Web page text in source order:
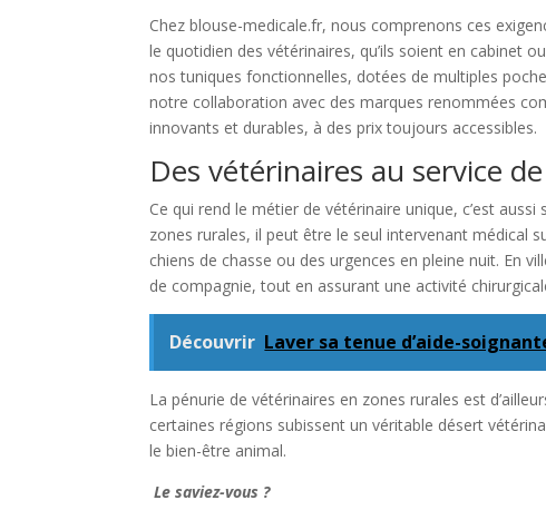
Chez blouse-medicale.fr, nous comprenons ces
le quotidien des vétérinaires, qu’ils soient en cabinet
nos tuniques fonctionnelles, dotées de multiples
notre collaboration avec des marques renommées
innovants et durables, à des prix toujours accessibles.
Des vétérinaires au service
Ce qui rend le métier de vétérinaire unique, c’est
zones rurales, il peut être le seul intervenant médical
chiens de chasse ou des urgences en pleine nuit. En
de compagnie, tout en assurant une activité
Découvrir Laver sa tenue d’aide-
La pénurie de vétérinaires en zones rurales est
certaines régions subissent un véritable désert
le bien-être animal.
Le saviez-vous ?